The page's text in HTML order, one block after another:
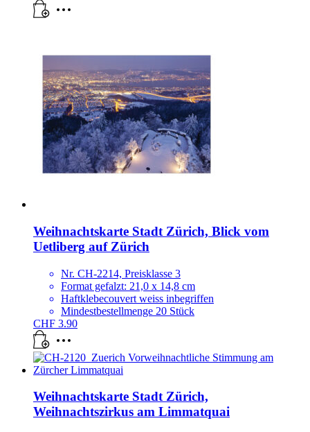
Weihnachtskarte Stadt Zürich, Blick vom
Uetliberg auf Zürich
Nr. CH-2214, Preisklasse 3
Format gefalzt: 21,0 x 14,8 cm
Haftklebecouvert weiss inbegriffen
Mindestbestellmenge 20 Stück
CHF 3.90
Weihnachtskarte Stadt Zürich,
Weihnachtszirkus am Limmatquai